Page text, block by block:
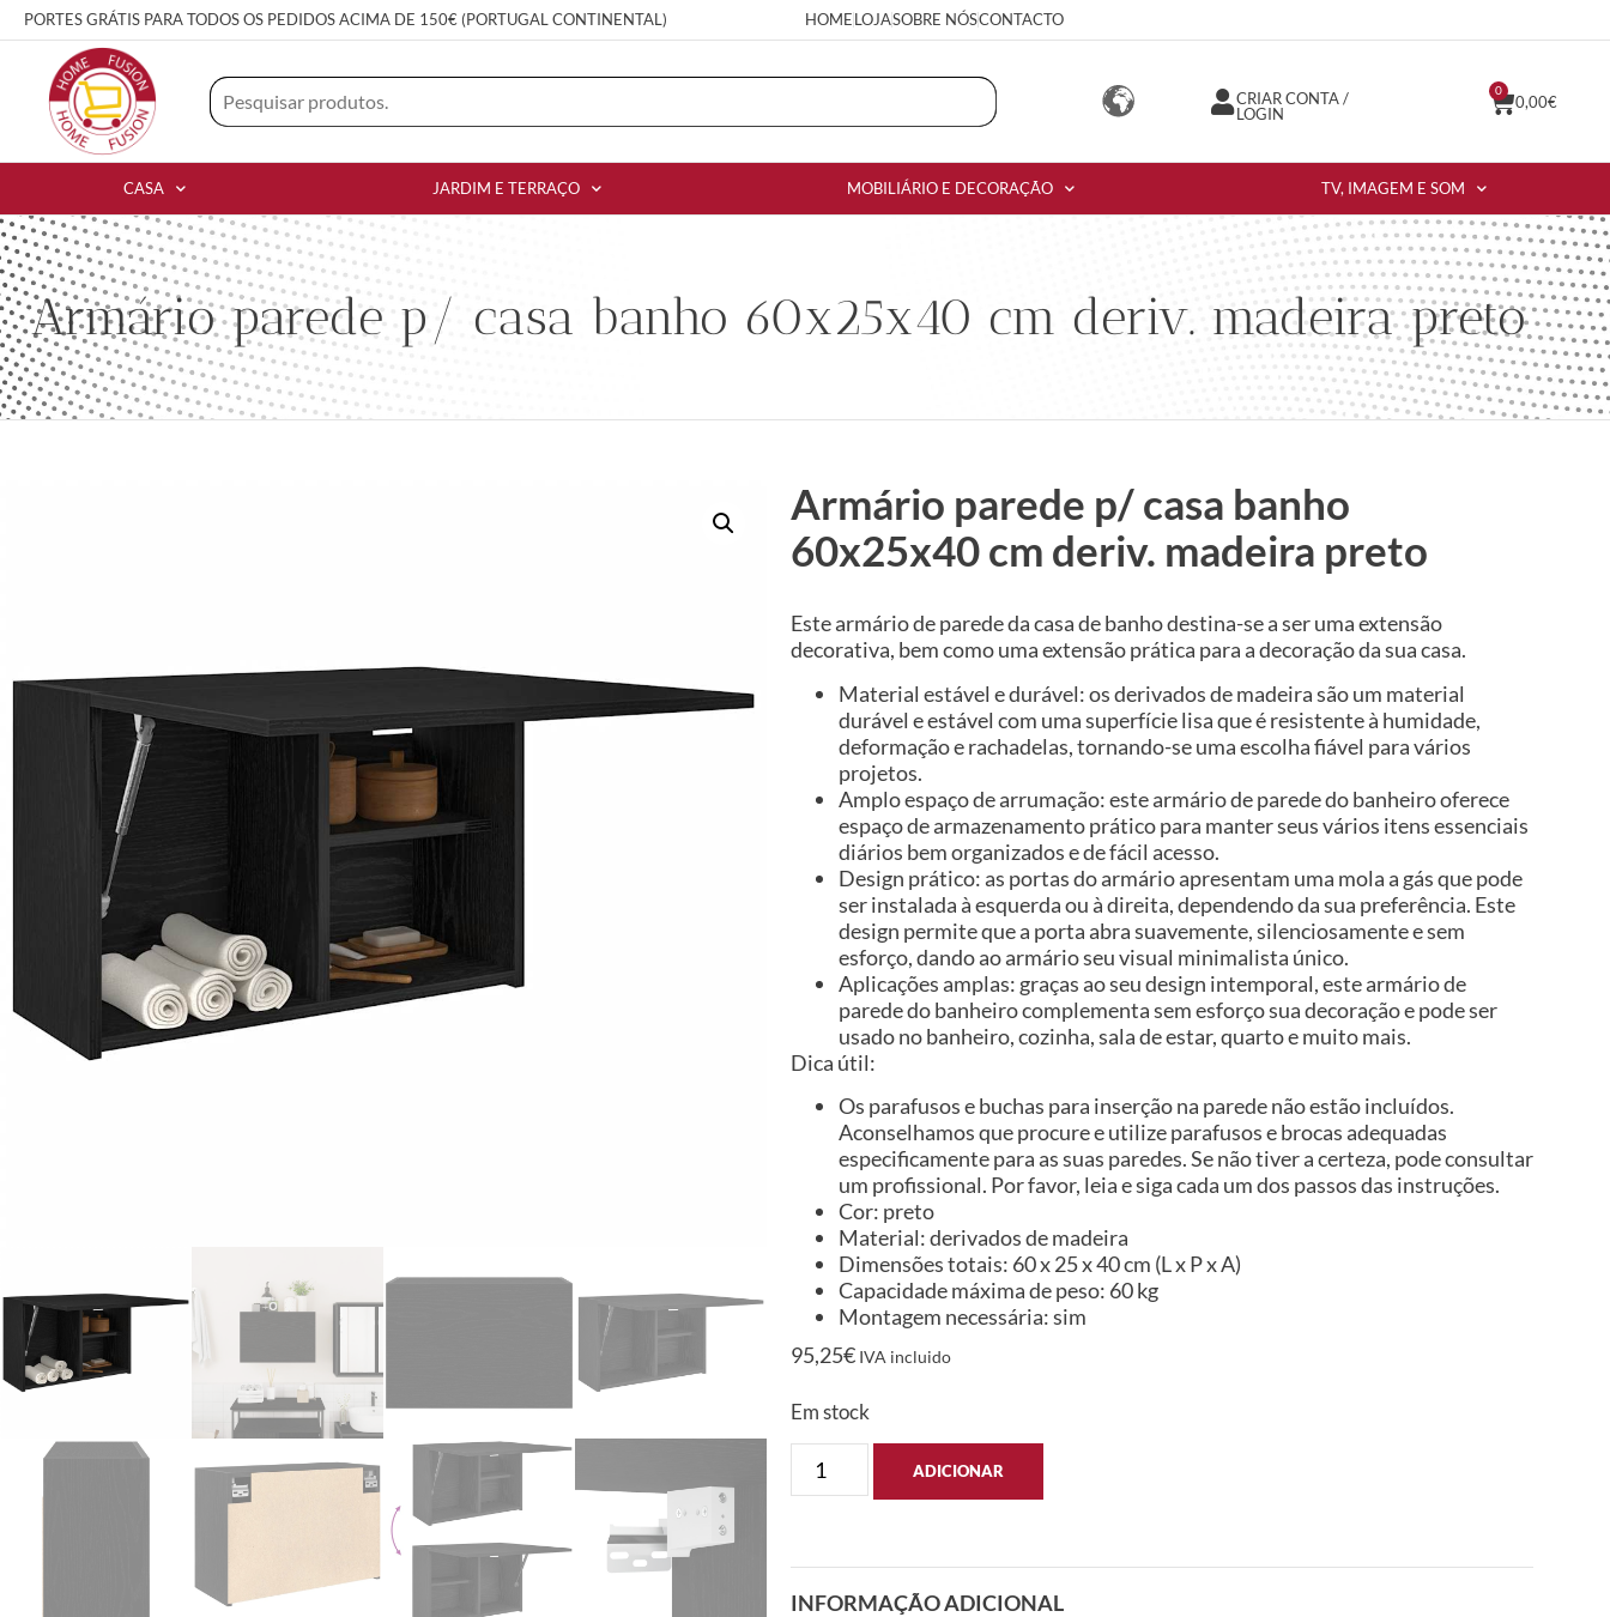
PORTES GRÁTIS PARA TODOS OS PEDIDOS ACIMA DE 150€ (PORTUGAL CONTINENTAL) HOMELOJASOBRE NÓSCONTACTO
CRIAR CONTA /
LOGIN
0,00€
0
CASA JARDIM E TERRAÇO MOBILIÁRIO E DECORAÇÃO TV, IMAGEM E SOM
Armário parede p/ casa banho 60x25x40 cm deriv. madeira preto
Armário parede p/ casa banho
60x25x40 cm deriv. madeira preto
Este armário de parede da casa de banho destina-se a ser uma extensão
decorativa, bem como uma extensão prática para a decoração da sua casa.
Material estável e durável: os derivados de madeira são um material
durável e estável com uma superfície lisa que é resistente à humidade,
deformação e rachadelas, tornando-se uma escolha fiável para vários
projetos.
Amplo espaço de arrumação: este armário de parede do banheiro oferece
espaço de armazenamento prático para manter seus vários itens essenciais
diários bem organizados e de fácil acesso.
Design prático: as portas do armário apresentam uma mola a gás que pode
ser instalada à esquerda ou à direita, dependendo da sua preferência. Este
design permite que a porta abra suavemente, silenciosamente e sem
esforço, dando ao armário seu visual minimalista único.
Aplicações amplas: graças ao seu design intemporal, este armário de
parede do banheiro complementa sem esforço sua decoração e pode ser
usado no banheiro, cozinha, sala de estar, quarto e muito mais.
Dica útil:
Os parafusos e buchas para inserção na parede não estão incluídos.
Aconselhamos que procure e utilize parafusos e brocas adequadas
especificamente para as suas paredes. Se não tiver a certeza, pode consultar
um profissional. Por favor, leia e siga cada um dos passos das instruções.
Cor: preto
Material: derivados de madeira
Dimensões totais: 60 x 25 x 40 cm (L x P x A)
Capacidade máxima de peso: 60 kg
Montagem necessária: sim
95,25€ IVA incluido
Em stock
ADICIONAR
INFORMAÇÃO ADICIONAL